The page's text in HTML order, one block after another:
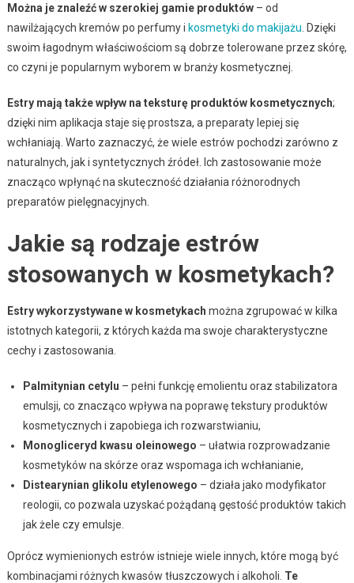
Można je znaleźć w szerokiej gamie produktów– od
nawilżających kremów po perfumy i kosmetyki do makijażu . Dzięki
swoim łagodnym właściwościom są dobrze tolerowane przez skórę,
co czyni je popularnym wyborem w branży kosmetycznej.
Estry mają także wpływ na teksturę produktów kosmetycznych;
dzięki nim aplikacja staje się prostsza, a preparaty lepiej się
wchłaniają. Warto zaznaczyć, że wiele estrów pochodzi zarówno z
naturalnych, jak i syntetycznych źródeł. Ich zastosowanie może
znacząco wpłynąć na skuteczność działania różnorodnych
preparatów pielęgnacyjnych.
Jakie są rodzaje estrów
stosowanych w kosmetykach?
Estry wykorzystywane w kosmetykach można zgrupować w kilka
istotnych kategorii, z których każda ma swoje charakterystyczne
cechy i zastosowania.
Palmitynian cetylu – pełni funkcję emolientu oraz stabilizatora
emulsji, co znacząco wpływa na poprawę tekstury produktów
kosmetycznych i zapobiega ich rozwarstwianiu,
Monogliceryd kwasu oleinowego – ułatwia rozprowadzanie
kosmetyków na skórze oraz wspomaga ich wchłanianie,
Distearynian glikolu etylenowego – działa jako modyfikator
reologii, co pozwala uzyskać pożądaną gęstość produktów takich
jak żele czy emulsje.
Oprócz wymienionych estrów istnieje wiele innych, które mogą być
kombinacjami różnych kwasów tłuszczowych i alkoholi. Te